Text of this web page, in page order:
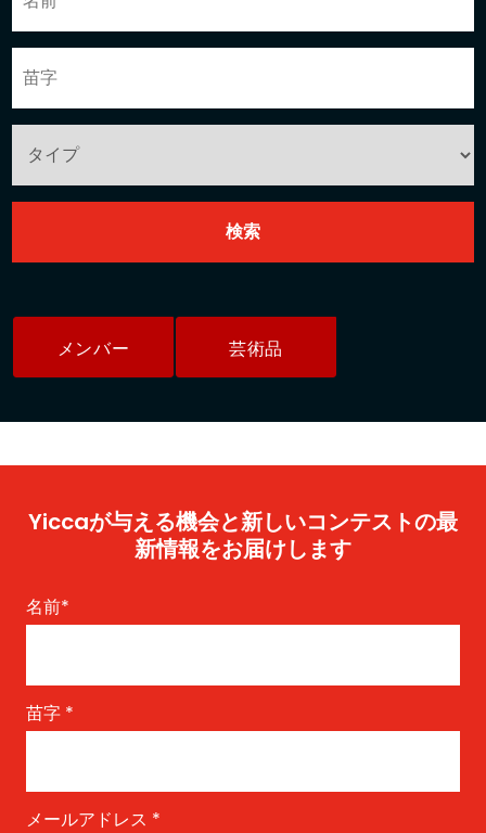
メンバー 芸術品
Yiccaが与える機会と新しいコンテストの最
新情報をお届けします
名前*
苗字 *
メールアドレス *